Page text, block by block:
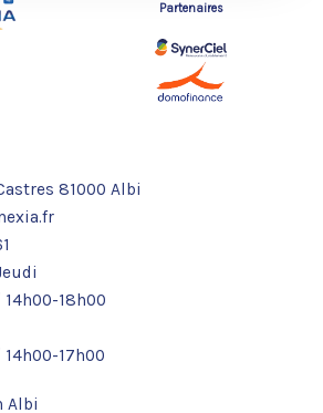
Partenaires
81000 Albi
18h00
17h00
Albi